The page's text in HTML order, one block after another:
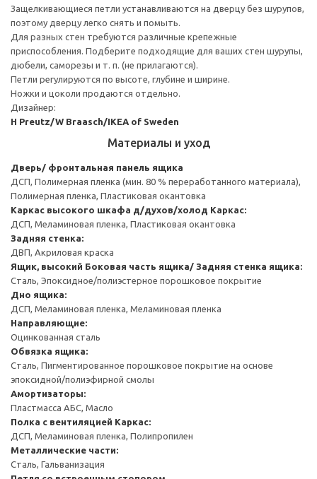
Защелкивающиеся петли устанавливаются на дверцу без шурупов,
поэтому дверцу легко снять и помыть.
Для разных стен требуются различные крепежные
приспособления. Подберите подходящие для ваших стен шурупы,
дюбели, саморезы и т. п. (не прилагаются).
Петли регулируются по высоте, глубине и ширине.
Ножки и цоколи продаются отдельно.
Дизайнер:
H Preutz/W Braasch/IKEA of Sweden
Материалы и уход
Дверь/ фронтальная панель ящика
ДСП, Полимерная пленка (мин. 80 % переработанного материала),
Полимерная пленка, Пластиковая окантовка
Каркас высокого шкафа д/духов/холод Каркас:
ДСП, Меламиновая пленка, Пластиковая окантовка
Задняя стенка:
ДВП, Акриловая краска
Ящик, высокий Боковая часть ящика/ Задняя стенка ящика:
Сталь, Эпоксидное/полиэстерное порошковое покрытие
Дно ящика:
ДСП, Меламиновая пленка, Меламиновая пленка
Направляющие:
Оцинкованная сталь
Обвязка ящика:
Сталь, Пигментированное порошковое покрытие на основе
эпоксидной/полиэфирной смолы
Амортизаторы:
Пластмасса АБС, Масло
Полка с вентиляцией Каркас:
ДСП, Меламиновая пленка, Полипропилен
Металлические части:
Сталь, Гальванизация